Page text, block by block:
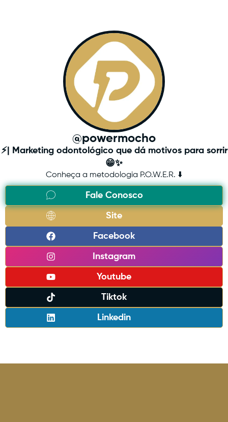
@powermocho
⚡️| Marketing odontológico que dá motivos para sorrir
😁✨
Conheça a metodologia P.O.W.E.R. ⬇️
Fale Conosco
Site
Facebook
Instagram
Youtube
Tiktok
Linkedin